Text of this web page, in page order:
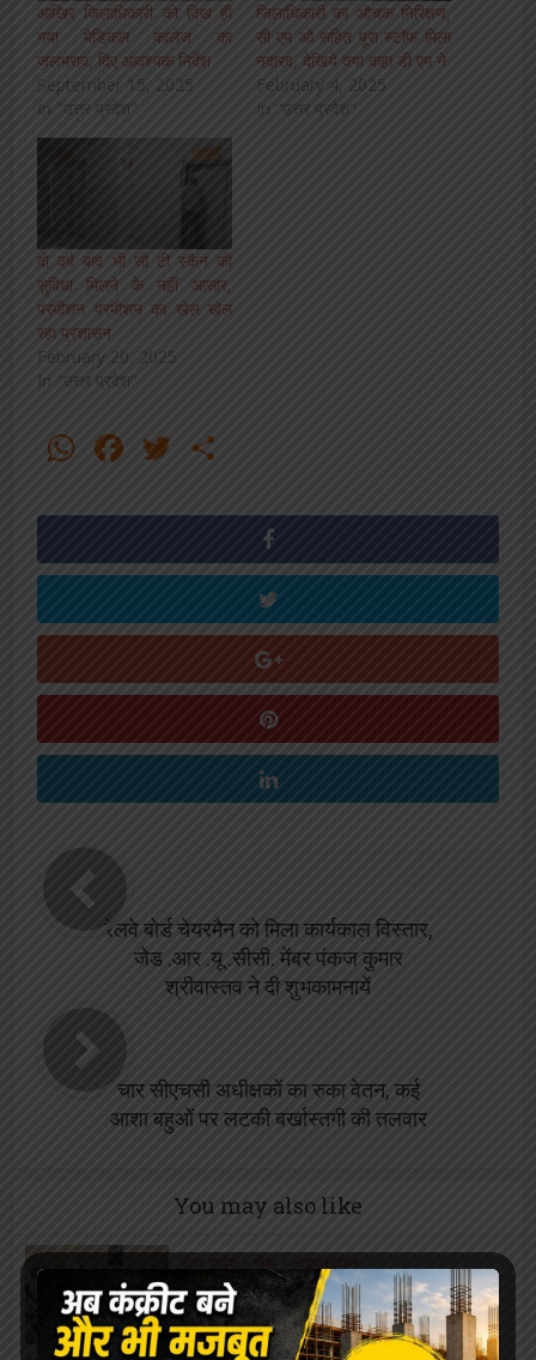
आखिर जिलाधिकारी को दिख ही
गया मेडिकल कालेज का
जलभराव, दिए आवश्यक निर्देश
September 15, 2025
In "उत्तर प्रदेश"
जिलाधिकारी का औचक निरिक्षण,
सी एम ओ सहित पूरा स्टॉफ मिला
नदारद, देखिये क्या कहा डी एम ने
February 4, 2025
In "उत्तर प्रदेश"
दो वर्ष बाद भी सी टी स्कैन की
सुविधा मिलने के नहीं आसार,
परमीशन परमीशन का खेल खेल
रहा प्रशासन
February 20, 2025
In "उत्तर प्रदेश"
WhatsApp
Facebook
Twitter
रेलवे बोर्ड चेयरमैन को मिला कार्यकाल विस्तार,
जेड .आर .यू .सीसी. मेंबर पंकज कुमार
श्रीवास्तव ने दी शुभकामनायें
चार सीएचसी अधीक्षकों का रुका वेतन, कई
आशा बहुओं पर लटकी बर्खास्तगी की तलवार
You may also like
सफाईकर्मियों की...